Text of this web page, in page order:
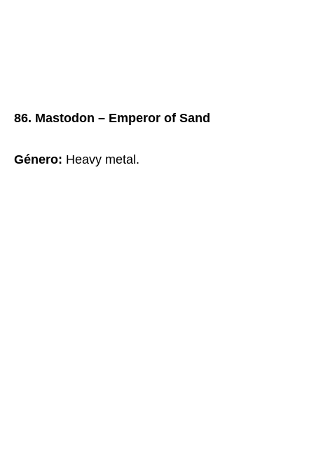
86. Mastodon – Emperor of Sand
Género: Heavy metal.